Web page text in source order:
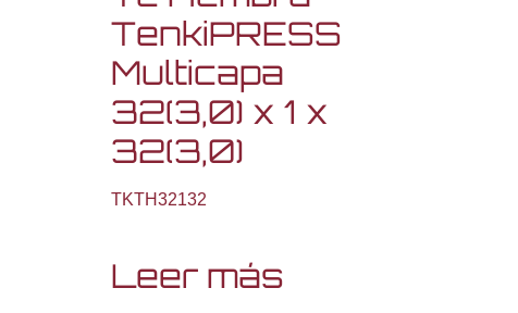
TenkiPRESS
Multicapa
32(3,0) x 1 x
32(3,0)
TKTH32132
Leer más